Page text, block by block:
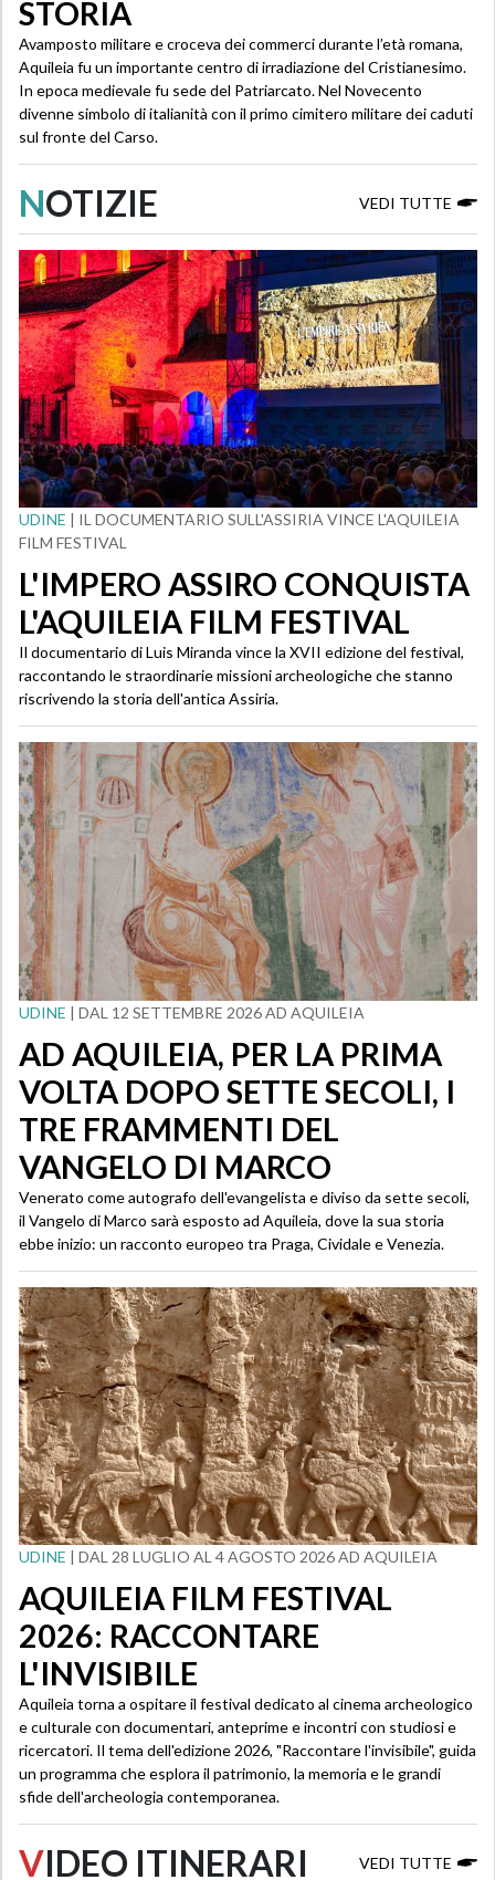
STORIA
Avamposto militare e croceva dei commerci durante l’età romana,
Aquileia fu un importante centro di irradiazione del Cristianesimo.
In epoca medievale fu sede del Patriarcato. Nel Novecento
divenne simbolo di italianità con il primo cimitero militare dei caduti
sul fronte del Carso.
NOTIZIE VEDI TUTTE
UDINE | IL DOCUMENTARIO SULL'ASSIRIA VINCE L'AQUILEIA
FILM FESTIVAL
L'IMPERO ASSIRO CONQUISTA
L'AQUILEIA FILM FESTIVAL
Il documentario di Luis Miranda vince la XVII edizione del festival,
raccontando le straordinarie missioni archeologiche che stanno
riscrivendo la storia dell'antica Assiria.
UDINE | DAL 12 SETTEMBRE 2026 AD AQUILEIA
AD AQUILEIA, PER LA PRIMA
VOLTA DOPO SETTE SECOLI, I
TRE FRAMMENTI DEL
VANGELO DI MARCO
Venerato come autografo dell'evangelista e diviso da sette secoli,
il Vangelo di Marco sarà esposto ad Aquileia, dove la sua storia
ebbe inizio: un racconto europeo tra Praga, Cividale e Venezia.
UDINE | DAL 28 LUGLIO AL 4 AGOSTO 2026 AD AQUILEIA
AQUILEIA FILM FESTIVAL
2026: RACCONTARE
L'INVISIBILE
Aquileia torna a ospitare il festival dedicato al cinema archeologico
e culturale con documentari, anteprime e incontri con studiosi e
ricercatori. Il tema dell'edizione 2026, "Raccontare l'invisibile", guida
un programma che esplora il patrimonio, la memoria e le grandi
sfide dell'archeologia contemporanea.
VIDEO ITINERARI VEDI TUTTE